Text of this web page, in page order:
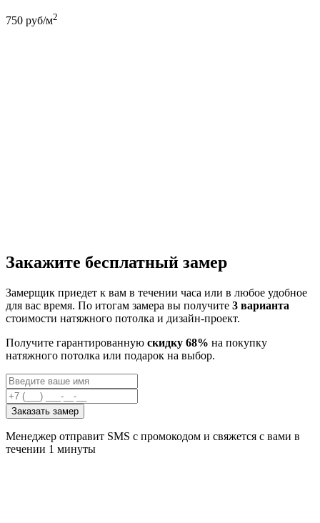
750 руб/м2
Закажите бесплатный замер
Замерщик приедет к вам в течении часа или в любое удобное
для вас время. По итогам замера вы получите 3 варианта
стоимости натяжного потолка и дизайн-проект.
Получите гарантированную скидку 68% на покупку
натяжного потолка или подарок на выбор.
Заказать замер
Менеджер отправит SMS с промокодом и свяжется с вами в
течении 1 минуты